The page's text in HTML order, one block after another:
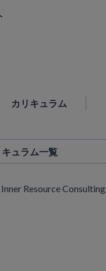
カリキュラム
キュラム一覧
Resource Consulting